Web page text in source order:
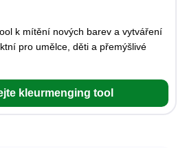
k mítění nových barev a vytváření
pro umělce, děti a přemýšlivé
kleurmenging tool